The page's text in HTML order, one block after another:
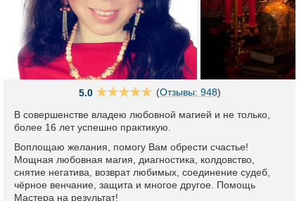
5.0 (Отзывы: 948)
В совершенстве владею любовной магией и не только,
более 16 лет успешно практикую.
Воплощаю желания, помогу Вам обрести счастье!
Мощная любовная магия, диагностика, колдовство,
снятие негатива, возврат любимых, соединение судеб,
чёрное венчание, защита и многое другое. Помощь
Мастера на результат!